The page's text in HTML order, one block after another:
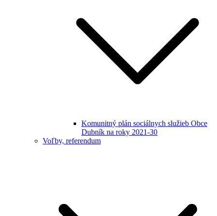
Komunitný plán sociálnych služieb Obce
Dubník na roky 2021-30
Voľby, referendum